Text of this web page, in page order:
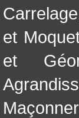
Carrelage
et
et